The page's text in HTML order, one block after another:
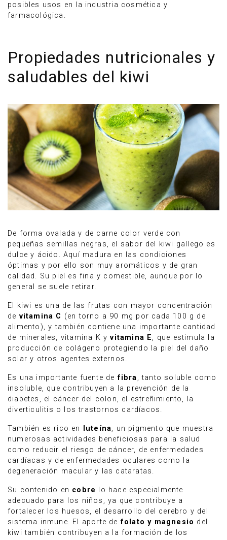
posibles usos en la industria cosmética y
farmacológica.
Propiedades nutricionales y
saludables del kiwi
De forma ovalada y de carne color verde con
pequeñas semillas negras, el sabor del kiwi gallego es
dulce y ácido. Aquí madura en las condiciones
óptimas y por ello son muy aromáticos y de gran
calidad. Su piel es fina y comestible, aunque por lo
general se suele retirar.
El kiwi es una de las frutas con mayor concentración
de vitamina C (en torno a 90 mg por cada 100 g de
alimento), y también contiene una importante cantidad
de minerales, vitamina K yvitamina E, que estimula la
producción de colágeno protegiendo la piel del daño
solar y otros agentes externos.
Es una importante fuente defibra, tanto soluble como
insoluble, que contribuyen a la prevención de la
diabetes, el cáncer del colon, el estreñimiento, la
diverticulitis o los trastornos cardíacos.
También es rico en luteína, un pigmento que muestra
numerosas actividades beneficiosas para la salud
como reducir el riesgo de cáncer, de enfermedades
cardíacas y de enfermedades oculares como la
degeneración macular y las cataratas.
Su contenido en cobre
lo hace especialmente
adecuado para los niños, ya que contribuye a
fortalecer los huesos, el desarrollo del cerebro y del
sistema inmune. El aporte defolato y magnesio del
kiwi también contribuyen a la formación de los